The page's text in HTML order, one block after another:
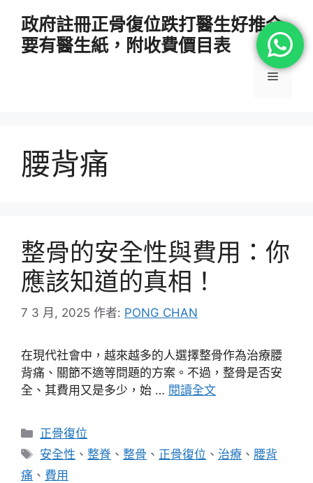
政府註冊正骨復位跌打醫生好推介
要有醫生紙，附收費價目表
選
腰背痛
整骨的安全性與費用：你
應該知道的真相！
7 3 月, 2025 作者: PONG CHAN
在現代社會中，越來越多的人選擇整骨作為治療腰
背痛、關節不適等問題的方案。不過，整骨是否安
全、其費用又是多少，始 … 閱讀全文
分
類
正骨復位
標
籤
安全性 、整脊 、整骨 、 正骨復位 、 治療 、 腰背
痛 、 費用